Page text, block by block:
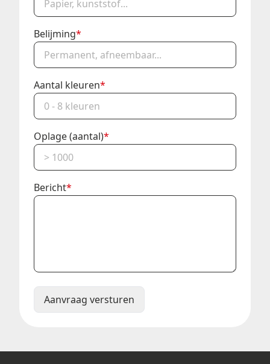
Belijming*
Aantal kleuren*
Oplage (aantal)*
Bericht*
Aanvraag versturen